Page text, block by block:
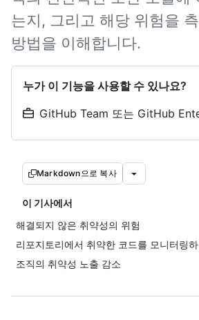
는지, 그리고 해당 위험을
방법을 이해합니다.
누가 이 기능을 사용할 수 있나요?
GitHub Team 또는 GitHub
Markdown으로 복사
이 기사에서
해결되지 않은 취약성의 위험
리포지토리에서 취약한 코드를 모니터링
조직의 취약성 노출 감소